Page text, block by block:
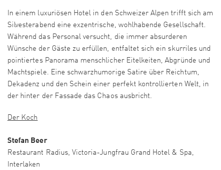
In einem luxuriösen Hotel in den Schweizer Alpen trifft sich am
Silvesterabend eine exzentrische, wohlhabende Gesellschaft.
Während das Personal versucht, die immer absurderen
Wünsche der Gäste zu erfüllen, entfaltet sich ein skurriles und
pointiertes Panorama menschlicher Eitelkeiten, Abgründe und
Machtspiele. Eine schwarzhumorige Satire über Reichtum,
Dekadenz und den Schein einer perfekt kontrollierten Welt, in
der hinter der Fassade das Chaos ausbricht.
Der Koch
Stefan Beer
Restaurant Radius, Victoria-Jungfrau Grand Hotel & Spa,
Interlaken